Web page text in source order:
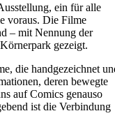
ein für alle
voraus. Die Filme
– mit Nennung der
gezeigt.
die handgezeichnet
deren bewegte
auf Comics genauso
ist die Verbindung